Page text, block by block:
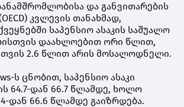
და განვითარების
კვლევის თანახმად,
საპენსიო ასაკის საშუალო
დაახლოებით ორი წლით,
2.6 წლით არის მოსალოდნელი.
ს ცნობით, საპენსიო ასაკი
64.7-დან 66.7 წლამდე, ხოლო
დან 66.6 წლამდე გაიზრდება.